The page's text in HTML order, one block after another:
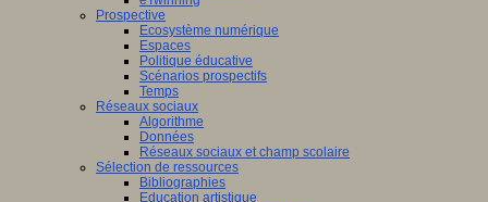
Prospective
Ecosystème numérique
Espaces
Politique éducative
Scénarios prospectifs
Temps
Réseaux sociaux
Algorithme
Données
Réseaux sociaux et champ scolaire
Sélection de ressources
Bibliographies
Education artistique